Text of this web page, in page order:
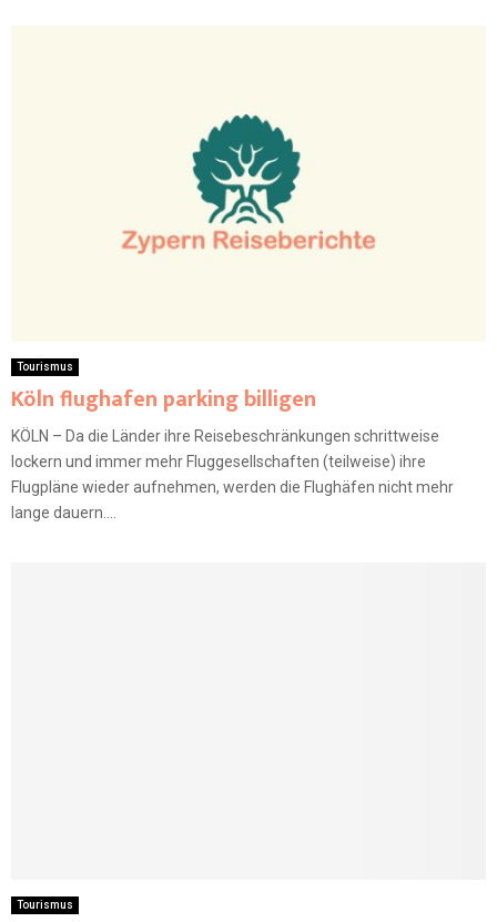
Tourismus
Köln flughafen parking billigen
KÖLN – Da die Länder ihre Reisebeschränkungen schrittweise
lockern und immer mehr Fluggesellschaften (teilweise) ihre
Flugpläne wieder aufnehmen, werden die Flughäfen nicht mehr
lange dauern....
Tourismus